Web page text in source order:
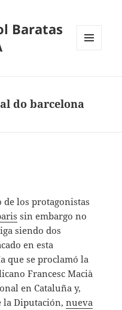
Baratas
do barcelona
los protagonistas
sin embargo no
siendo dos
en esta
que se proclamó la
Francesc Macià
en Cataluña y,
la Diputación,nueva